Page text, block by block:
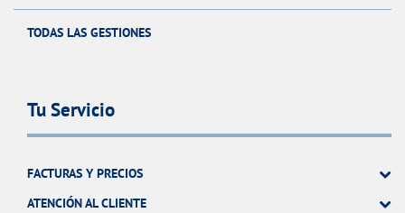
TODAS LAS GESTIONES
Tu Servicio
FACTURAS Y PRECIOS
ATENCIÓN AL CLIENTE